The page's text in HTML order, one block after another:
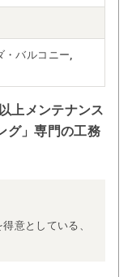
バルコニー,
上メンテナンス
グ」専門の工務
意としている、